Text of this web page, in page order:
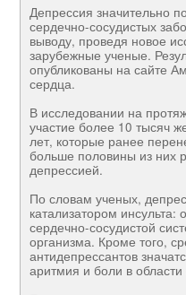
Депрессия значительно
сердечно-сосудистых
выводу, проведя новое
зарубежные ученые.
опубликованы на сайте
сердца.
В исследовании на
участие более 10 тысяч
лет, которые ранее
больше половины из них
депрессией.
По словам ученых,
катализатором инсульта:
сердечно-сосудистой
организма. Кроме того,
антидепрессантов
аритмия и боли в области